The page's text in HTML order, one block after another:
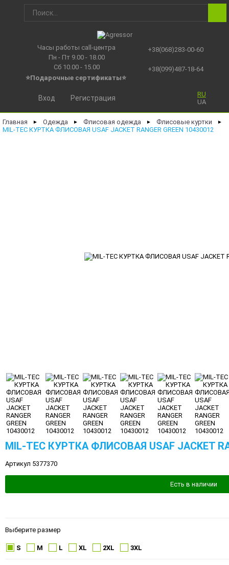
Часы работы call-центра
Пн - Пт 9.00 - 18.00
Сб 10.00 - 15.00
⭐Подарочные сертификаты⭐
+38(068)283-00-60
+38(099)487-18-64
RU
UA
Вход Регистрация
Главная ► Одежда ► Флисовая одежда ► Флисовые куртки ►
MIL-TEC КУРТКА ФЛИСОВАЯ USAF JACKET RANGER GREEN 10430012
MIL-TEC КУРТКА ФЛИСОВАЯ USAF JACKET
Артикул 5377370
Есть в наличии
Выберите размер
S M L XL 2XL 3XL